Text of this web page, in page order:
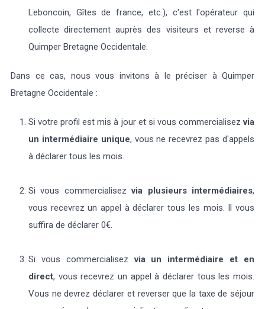
Leboncoin, Gîtes de france, etc.), c'est l'opérateur qui
collecte directement auprès des visiteurs et reverse à
Quimper Bretagne Occidentale.
Dans ce cas, nous vous invitons à le préciser à Quimper
Bretagne Occidentale :
Si votre profil est mis à jour et si vous commercialisezvia
un intermédiaire unique, vous ne recevrez pas d'appels
à déclarer tous les mois.
Si vous commercialisezvia plusieurs intermédiaires,
vous recevrez un appel à déclarer tous les mois. Il vous
suffira de déclarer 0€.
Si vous commercialisezvia un intermédiaire et en
direct, vous recevrez un appel à déclarer tous les mois.
Vous ne devrez déclarer et reverser que la taxe de séjour